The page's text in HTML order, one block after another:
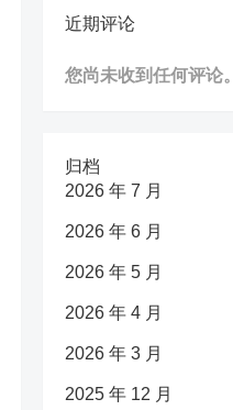
近期评论
您尚未收到任何评论。
归档
2026 年 7 月
2026 年 6 月
2026 年 5 月
2026 年 4 月
2026 年 3 月
2025 年 12 月